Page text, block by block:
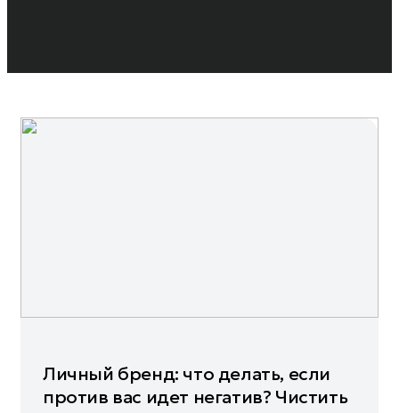
Личный бренд: что делать, если
против вас идет негатив? Чистить